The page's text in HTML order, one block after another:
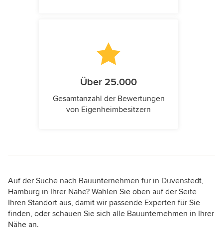
Über 25.000
Gesamtanzahl der Bewertungen
von Eigenheimbesitzern
Auf der Suche nach Bauunternehmen für in Duvenstedt,
Hamburg in Ihrer Nähe? Wählen Sie oben auf der Seite
Ihren Standort aus, damit wir passende Experten für Sie
finden, oder schauen Sie sich alle Bauunternehmen in Ihrer
Nähe an.